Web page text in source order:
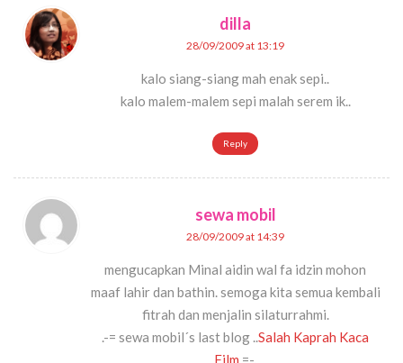
dilla
28/09/2009 at 13:19
kalo siang-siang mah enak sepi..
kalo malem-malem sepi malah serem ik..
Reply
sewa mobil
28/09/2009 at 14:39
mengucapkan Minal aidin wal fa idzin mohon
maaf lahir dan bathin. semoga kita semua kembali
fitrah dan menjalin silaturrahmi.
.-= sewa mobil´s last blog ..Salah Kaprah Kaca
Film =-.